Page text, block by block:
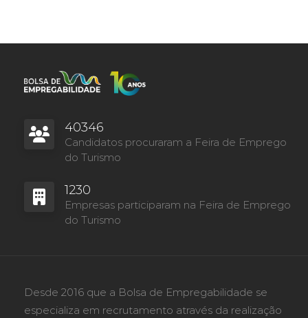
40346
Candidatos procuraram a Feira de Emprego
do Turismo
1230
Empresas participaram na Feira de Emprego
do Turismo
Desde 2016 que a Bolsa de Empregabilidade se
especializa em recrutamento através da realização